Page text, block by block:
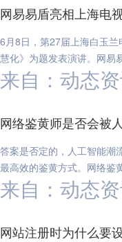
网易易盾亮相上海电
6月8日，第27届上海白玉
慧化》为题发表演讲。网易
来自：动态
网络鉴黄师是否会被
答案是否定的，人工智能潮
最高效的鉴黄方式。网络鉴
来自：动态
网站注册时为什么要